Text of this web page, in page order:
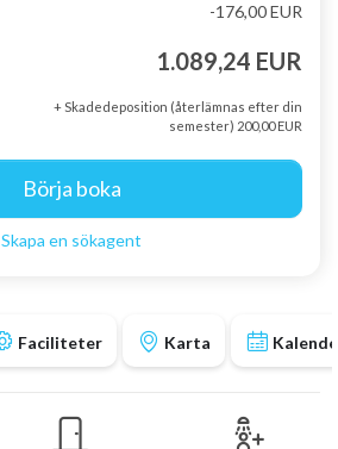
Faciliteter Karta
-176,00 EUR
1.089,24 EUR
+ Skadedeposition (återlämnas efter din
semester) 200,00 EUR
Börja boka
Skapa en sökagent